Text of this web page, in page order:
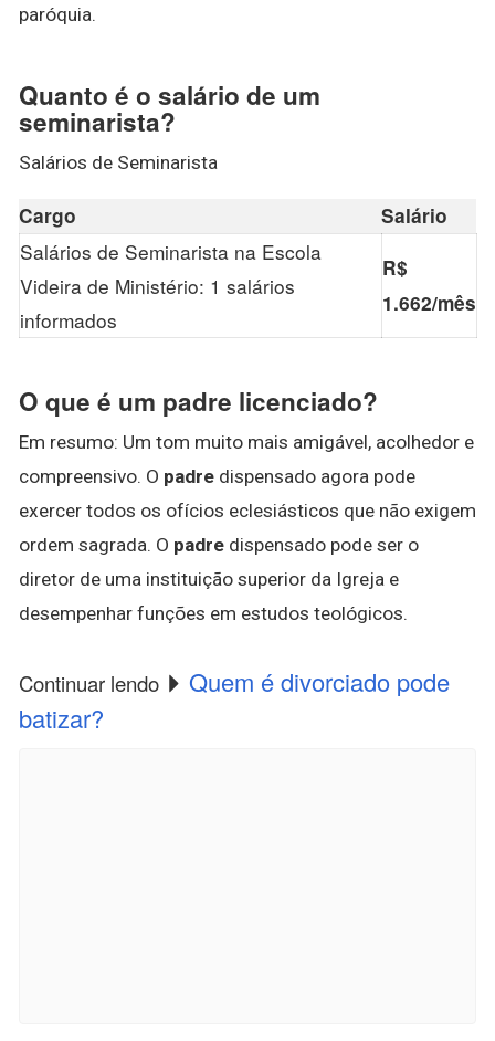
paróquia.
Quanto é o salário de um
seminarista?
Salários de Seminarista
Cargo Salário
Salários de Seminarista na Escola
Videira de Ministério: 1 salários
informados
R$
1.662/mês
O que é um padre licenciado?
Em resumo: Um tom muito mais amigável, acolhedor e
compreensivo. O padre dispensado agora pode
exercer todos os ofícios eclesiásticos que não exigem
ordem sagrada. O padre dispensado pode ser o
diretor de uma instituição superior da Igreja e
desempenhar funções em estudos teológicos.
Continuar lendo
Quem é divorciado pode
batizar?